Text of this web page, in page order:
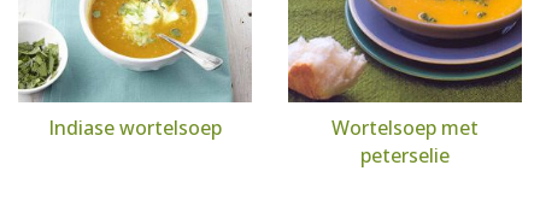
Indiase wortelsoep
Wortelsoep met
peterselie